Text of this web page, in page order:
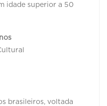
idade superior a 50
brasileiros, voltada